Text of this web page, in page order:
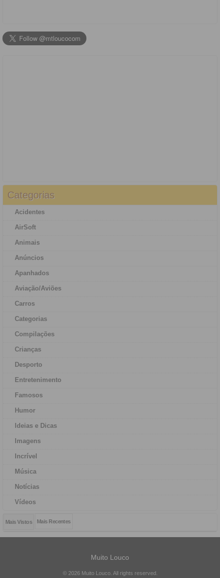
Categorias
Acidentes
AirSoft
Animais
Anúncios
Apanhados
Aviação/Aviões
Carros
Categorias
Compilações
Crianças
Desporto
Entretenimento
Famosos
Humor
Ideias e Dicas
Imagens
Incrível
Música
Notícias
Vídeos
Mais Vistos Mais Recentes
Muito Louco
© 2026 Muito Louco. All rights reserved.